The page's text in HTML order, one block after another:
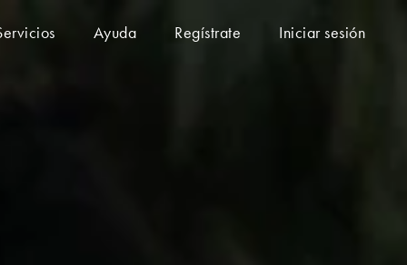
Ayuda Regístrate Iniciar sesión